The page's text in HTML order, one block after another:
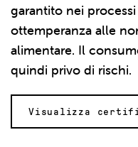
garantito nei
ottemperanza alle
alimentare. Il
quindi privo di rischi.
Visualizza